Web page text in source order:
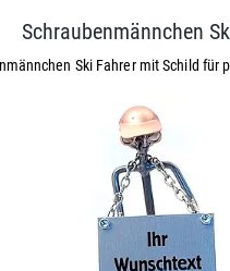
Schraubenmännchen
Ski Fahrer mit Schild für